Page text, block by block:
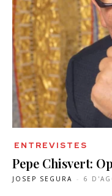
ENTREVISTES
Pepe Chisvert:
JOSEP SEGURA - 6